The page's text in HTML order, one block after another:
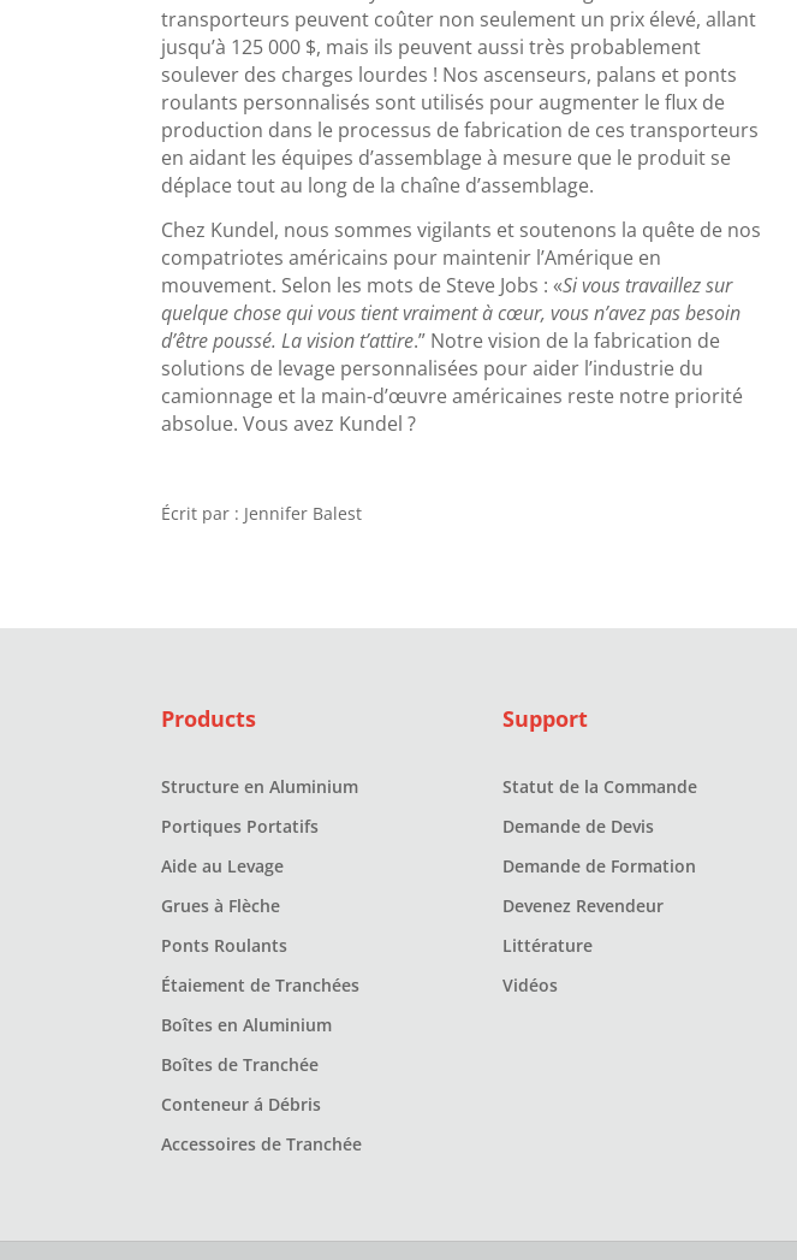
transporteurs peuvent coûter non seulement un prix élevé, allant
jusqu’à 125 000 $, mais ils peuvent aussi très probablement
soulever des charges lourdes ! Nos ascenseurs, palans et ponts
roulants personnalisés sont utilisés pour augmenter le flux de
production dans le processus de fabrication de ces transporteurs
en aidant les équipes d’assemblage à mesure que le produit se
déplace tout au long de la chaîne d’assemblage.
Chez Kundel, nous sommes vigilants et soutenons la quête de nos
compatriotes américains pour maintenir l’Amérique en
mouvement. Selon les mots de Steve Jobs : «Si vous travaillez sur
quelque chose qui vous tient vraiment à cœur, vous n’avez pas besoin
d’être poussé. La vision t’attire.” Notre vision de la fabrication de
solutions de levage personnalisées pour aider l’industrie du
camionnage et la main-d’œuvre américaines reste notre priorité
absolue. Vous avez Kundel ?
Écrit par : Jennifer Balest
Products
Structure en Aluminium
Portiques Portatifs
Aide au Levage
Grues à Flèche
Ponts Roulants
Étaiement de Tranchées
Boîtes en Aluminium
Boîtes de Tranchée
Conteneur á Débris
Accessoires de Tranchée
Support
Statut de la Commande
Demande de Devis
Demande de Formation
Devenez Revendeur
Littérature
Vidéos